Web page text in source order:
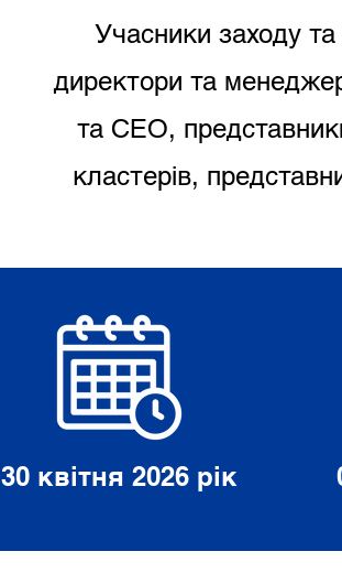
Учасники заходу
директори та
та СЕО,
кластерів,
30 квітня 2026 рік